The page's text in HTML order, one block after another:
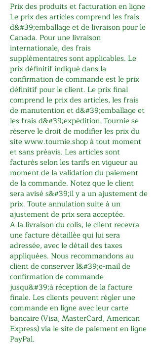
Prix des produits et facturation en ligne
Le prix des articles comprend les frais
d&#39;emballage et de livraison pour le
Canada. Pour une livraison
internationale, des frais
supplémentaires sont applicables. Le
prix définitif indiqué dans la
confirmation de commande est le prix
définitif pour le client. Le prix final
comprend le prix des articles, les frais
de manutention et d&#39;emballage et
les frais d&#39;expédition. Tournie se
réserve le droit de modifier les prix du
sitewww.tournie.shopà tout moment
et sans préavis. Les articles sont
facturés selon les tarifs en vigueur au
moment de la validation du paiement
de la commande. Notez que le client
sera avisé s&#39;il y a un ajustement de
prix. Toute annulation suite à un
ajustement de prix sera acceptée.
A la livraison du colis, le client recevra
une facture détaillée qui lui sera
adressée, avec le détail des taxes
appliquées. Nous recommandons au
client de conserver l&#39;e-mail de
confirmation de commande
jusqu&#39;à réception de la facture
finale. Les clients peuvent régler une
commande en ligne avec leur carte
bancaire (Visa, MasterCard, American
Express) via le site de paiement en ligne
PayPal.